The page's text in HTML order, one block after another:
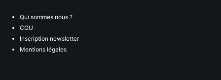
Qui sommes nous ?
CGU
Inscription newsletter
Mentions légales